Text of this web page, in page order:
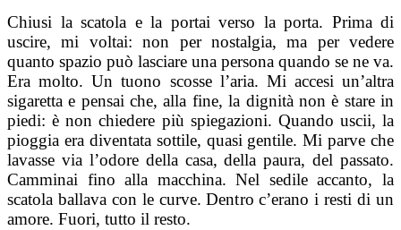
Chiusi la scatola e la portai verso la porta. Prima di
uscire, mi voltai: non per nostalgia, ma per vedere
quanto spazio può lasciare una persona quando se ne va.
Era molto. Un tuono scosse l’aria. Mi accesi un’altra
sigaretta e pensai che, alla fine, la dignità non è stare in
piedi: è non chiedere più spiegazioni. Quando uscii, la
pioggia era diventata sottile, quasi gentile. Mi parve che
lavasse via l’odore della casa, della paura, del passato.
Camminai fino alla macchina. Nel sedile accanto, la
scatola ballava con le curve. Dentro c’erano i resti di un
amore. Fuori, tutto il resto.